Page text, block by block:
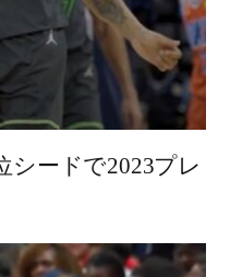
シードで2023プレ